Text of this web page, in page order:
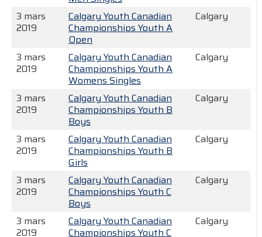
3 mars
2019
Calgary Youth Canadian
Championships Youth A
Open
Calgary
3 mars
2019
Calgary Youth Canadian
Championships Youth A
Womens Singles
Calgary
3 mars
2019
Calgary Youth Canadian
Championships Youth B
Boys
Calgary
3 mars
2019
Calgary Youth Canadian
Championships Youth B
Girls
Calgary
3 mars
2019
Calgary Youth Canadian
Championships Youth C
Boys
Calgary
3 mars
2019
Calgary Youth Canadian
Championships Youth C
Calgary